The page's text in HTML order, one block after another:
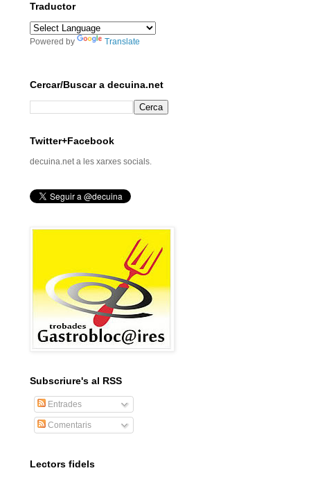
Traductor
Powered by Translate
Cercar/Buscar a decuina.net
Twitter+Facebook
decuina.net a les xarxes socials.
Subscriure's al RSS
Entrades
Comentaris
Lectors fidels